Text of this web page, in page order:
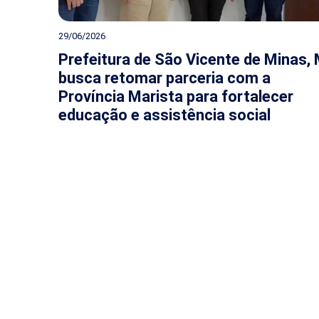
29/06/2026
Prefeitura de São Vicente de Minas,
busca retomar parceria com a
Província Marista para fortalecer
educação e assistência social